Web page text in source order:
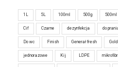
1L 5L 100ml 500g 500ml
Cif Czarne dezynfekcja do
Do wc Finish Generał fresh
jednorazowe Kij LDPE